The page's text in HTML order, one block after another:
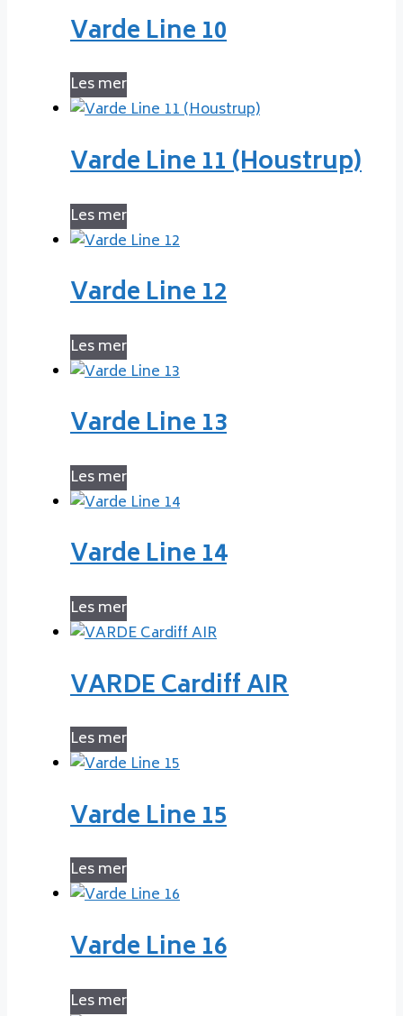
Varde Line 10
Les mer
Varde Line 11 (Houstrup)
Les mer
Varde Line 12
Les mer
Varde Line 13
Les mer
Varde Line 14
Les mer
VARDE Cardiff AIR
Les mer
Varde Line 15
Les mer
Varde Line 16
Les mer